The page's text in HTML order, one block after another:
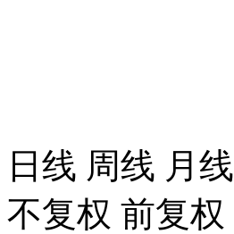
日线 周线 月线
不复权 前复权